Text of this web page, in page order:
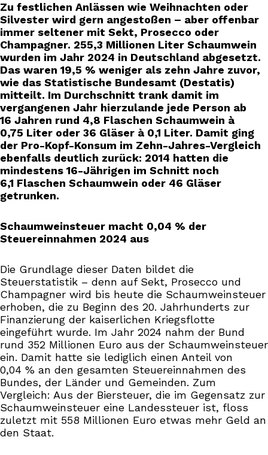
Zu festlichen Anlässen wie Weihnachten oder
Silvester wird gern angestoßen – aber offenbar
immer seltener mit Sekt, Prosecco oder
Champagner. 255,3 Millionen Liter Schaumwein
wurden im Jahr 2024 in Deutschland abgesetzt.
Das waren 19,5 % weniger als zehn Jahre zuvor,
wie das Statistische Bundesamt (Destatis)
mitteilt. Im Durchschnitt trank damit im
vergangenen Jahr hierzulande jede Person ab
16 Jahren rund 4,8 Flaschen Schaumwein à
0,75 Liter oder 36 Gläser à 0,1 Liter. Damit ging
der Pro-Kopf-Konsum im Zehn-Jahres-Vergleich
ebenfalls deutlich zurück: 2014 hatten die
mindestens 16-Jährigen im Schnitt noch
6,1 Flaschen Schaumwein oder 46 Gläser
getrunken.
Schaumweinsteuer macht 0,04 % der
Steuereinnahmen 2024 aus
Die Grundlage dieser Daten bildet die
Steuerstatistik – denn auf Sekt, Prosecco und
Champagner wird bis heute die Schaumweinsteuer
erhoben, die zu Beginn des 20. Jahrhunderts zur
Finanzierung der kaiserlichen Kriegsflotte
eingeführt wurde. Im Jahr 2024 nahm der Bund
rund 352 Millionen Euro aus der Schaumweinsteuer
ein. Damit hatte sie lediglich einen Anteil von
0,04 % an den gesamten Steuereinnahmen des
Bundes, der Länder und Gemeinden. Zum
Vergleich: Aus der Biersteuer, die im Gegensatz zur
Schaumweinsteuer eine Landessteuer ist, floss
zuletzt mit 558 Millionen Euro etwas mehr Geld an
den Staat.